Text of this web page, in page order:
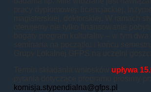
upływa
komisja.stypendialna@gfps.pl